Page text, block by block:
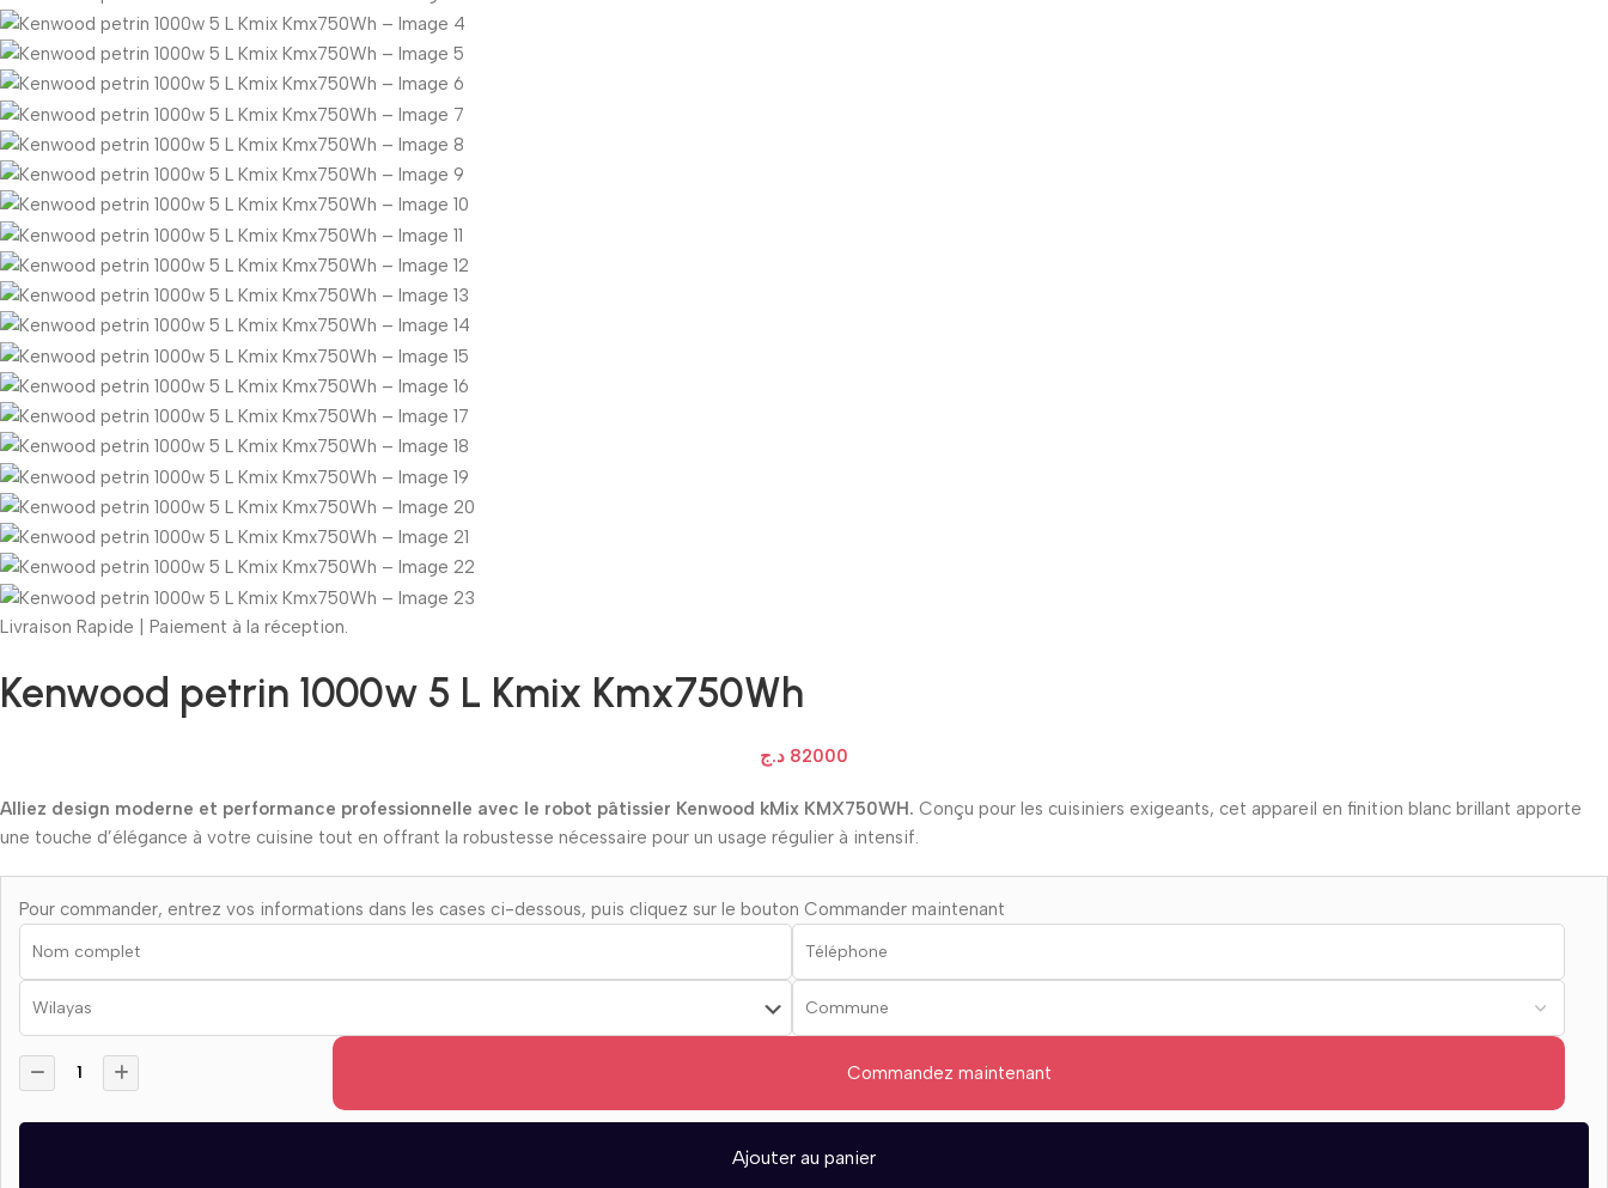
Livraison Rapide | Paiement à la réception.
Kenwood petrin 1000w 5 L Kmix Kmx750Wh
82000 د.ج
Alliez design moderne et performance professionnelle avec le robot pâtissier Kenwood kMix KMX750WH. Conçu pour les cuisiniers exigeants, cet appareil en finition blanc brillant apporte
une touche d’élégance à votre cuisine tout en offrant la robustesse nécessaire pour un usage régulier à intensif.
Pour commander, entrez vos informations dans les cases ci-dessous, puis cliquez sur le bouton Commander maintenant
Commandez maintenant
Ajouter au panier